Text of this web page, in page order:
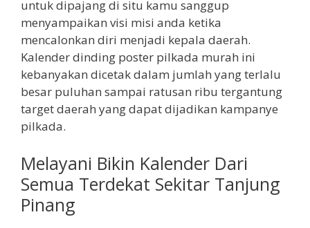
untuk dipajang di situ kamu sanggup
menyampaikan visi misi anda ketika
mencalonkan diri menjadi kepala daerah.
Kalender dinding poster pilkada murah ini
kebanyakan dicetak dalam jumlah yang terlalu
besar puluhan sampai ratusan ribu tergantung
target daerah yang dapat dijadikan kampanye
pilkada.
Melayani Bikin Kalender Dari
Semua Terdekat Sekitar Tanjung
Pinang